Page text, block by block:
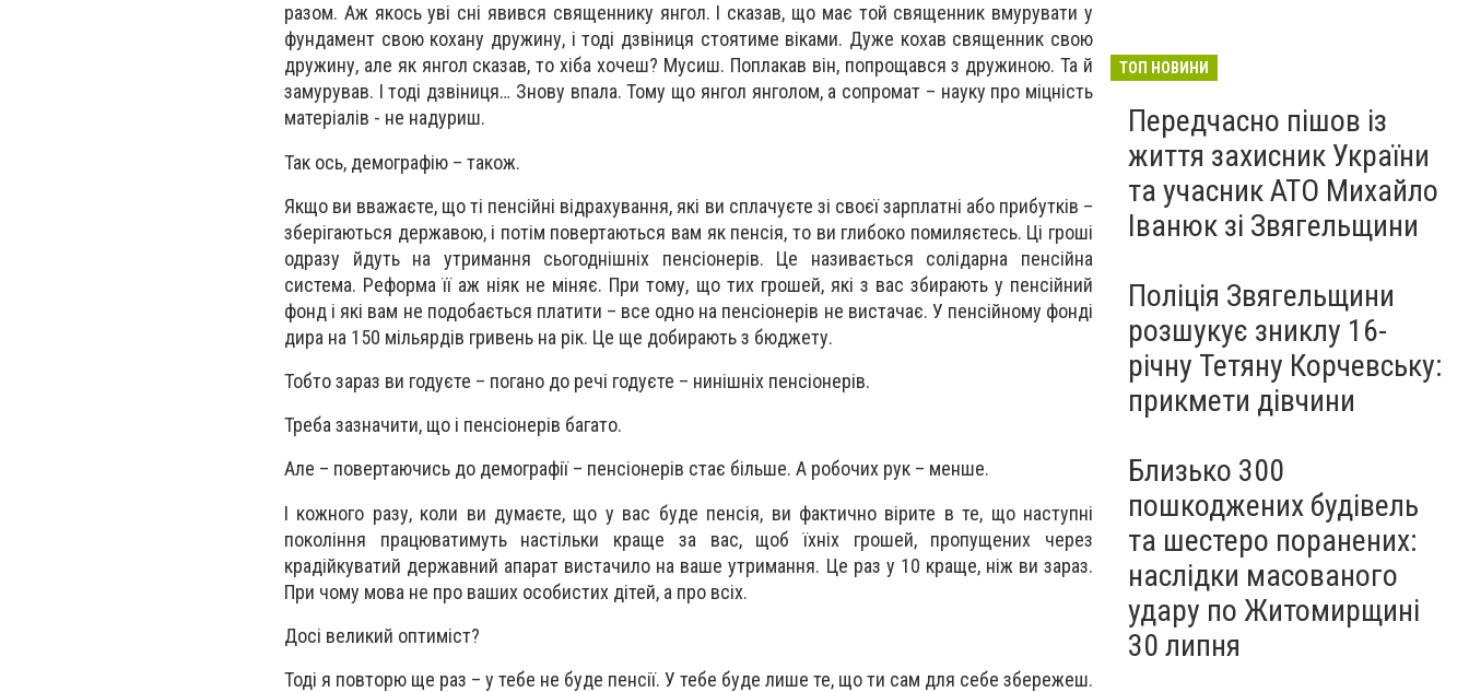
разом. Аж якось уві сні явився священнику янгол. І сказав, що має той священник вмурувати у
фундамент свою кохану дружину, і тоді дзвіниця стоятиме віками. Дуже кохав священник свою
дружину, але як янгол сказав, то хіба хочеш? Мусиш. Поплакав він, попрощався з дружиною. Та й
замурував. І тоді дзвіниця… Знову впала. Тому що янгол янголом, а сопромат – науку про міцність
матеріалів - не надуриш.
Так ось, демографію – також.
Якщо ви вважаєте, що ті пенсійні відрахування, які ви сплачуєте зі своєї зарплатні або прибутків –
зберігаються державою, і потім повертаються вам як пенсія, то ви глибоко помиляєтесь. Ці гроші
одразу йдуть на утримання сьогоднішніх пенсіонерів. Це називається солідарна пенсійна
система. Реформа її аж ніяк не міняє. При тому, що тих грошей, які з вас збирають у пенсійний
фонд і які вам не подобається платити – все одно на пенсіонерів не вистачає. У пенсійному фонді
дира на 150 мільярдів гривень на рік. Це ще добирають з бюджету.
Тобто зараз ви годуєте – погано до речі годуєте – нинішніх пенсіонерів.
Треба зазначити, що і пенсіонерів багато.
Але – повертаючись до демографії – пенсіонерів стає більше. А робочих рук – менше.
І кожного разу, коли ви думаєте, що у вас буде пенсія, ви фактично вірите в те, що наступні
покоління працюватимуть настільки краще за вас, щоб їхніх грошей, пропущених через
крадійкуватий державний апарат вистачило на ваше утримання. Це раз у 10 краще, ніж ви зараз.
При чому мова не про ваших особистих дітей, а про всіх.
Досі великий оптиміст?
Тоді я повторю ще раз – у тебе не буде пенсії. У тебе буде лише те, що ти сам для себе збережеш.
ТОП НОВИНИ
Передчасно пішов із
життя захисник України
та учасник АТО Михайло
Іванюк зі Звягельщини
Поліція Звягельщини
розшукує зниклу 16-
річну Тетяну Корчевську:
прикмети дівчини
Близько 300
пошкоджених будівель
та шестеро поранених:
наслідки масованого
удару по Житомирщині
30 липня